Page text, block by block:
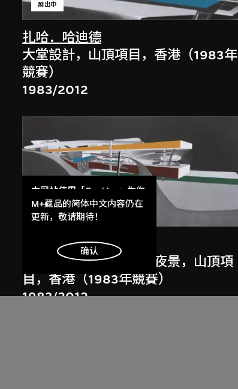
扎哈．哈迪德
展出中
大堂設計，山頂項目，香港（1983年
競賽）
1983/2012
扎哈．哈迪德
展出中
斜坡入口／坡度入口，夜景，山頂項
目，香港（1983年競賽）
1983/2012
本网站使用「Cookies」为你
提供最好的网站体验。
了解更多
明白
M+藏品的简体中文内容仍在
更新，敬请期待！
确认